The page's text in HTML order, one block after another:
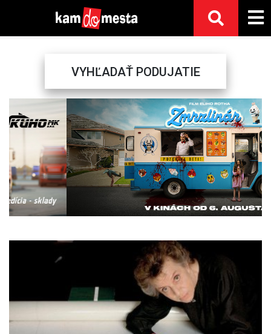
VYHĽADAŤ PODUJATIE
Previous Next